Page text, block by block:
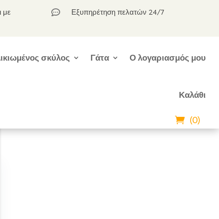
με  Εξυπηρέτηση πελατών 24/7
σκύλος Γάτα Ο λογαριασμός μου
Καλάθι
(0)